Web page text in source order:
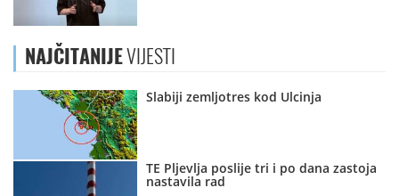
NAJČITANIJEVIJESTI
Slabiji zemljotres kod Ulcinja
TE Pljevlja poslije tri i po dana zastoja
nastavila rad